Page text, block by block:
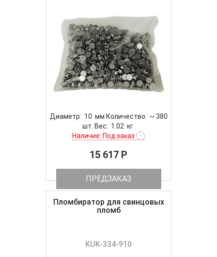
Диаметр: 10 мм Количество: ~ 380
шт. Вес: 1.02 кг
Наличие: Под заказ
!
15 617 P
ПРЕДЗАКАЗ
Пломбиратор для свинцовых
пломб
KUK-334-910